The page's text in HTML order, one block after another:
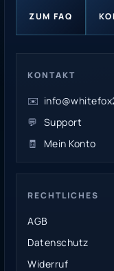
ZUM FAQ
KONTAKT
✉️
💬 Support
🧾
Mein Konto
RECHTLICHES
AGB
Datenschutz
Widerruf